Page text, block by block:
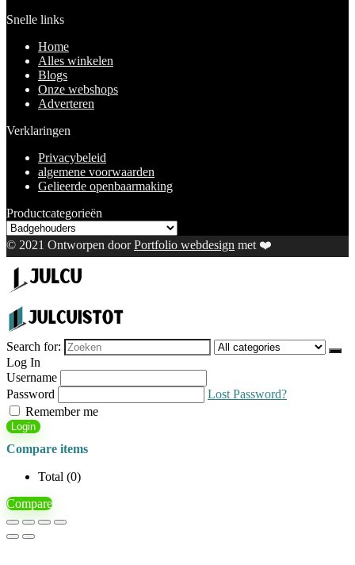
Snelle links
Home
Alles winkelen
Blogs
Onze webshops
Adverteren
Verklaringen
Privacybeleid
algemene voorwaarden
Gelieerde openbaarmaking
Productcategorieën
© 2021 Ontworpen doorPortfolio webdesign met ❤️
Search for:
Log In
Username
Password
Lost Password?
Remember me
Login
Compare items
Total (0)
Compare